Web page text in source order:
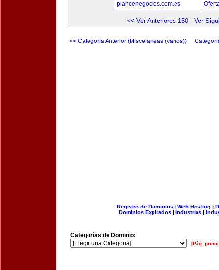
plandenegocios.com.es
<< Ver Anteriores 150 Ver
<< Categoria Anterior (Miscelaneas (varios))
Registro de Dominios| Web Hosting |
Dominios Expirados | Industrias |
Categorías de Dominio:
[Pág.